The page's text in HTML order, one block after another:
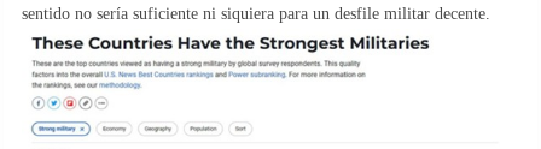
sentido no sería suficiente ni siquiera para un desfile militar decente.